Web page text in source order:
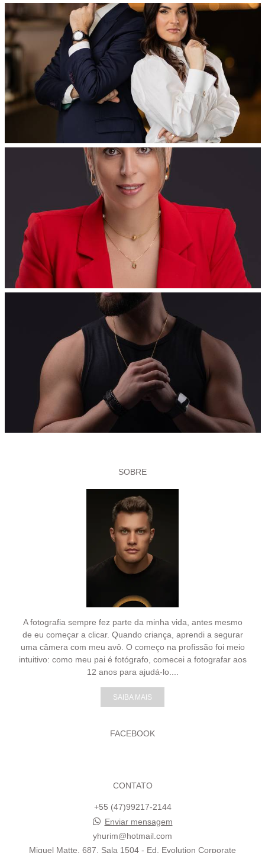
SOBRE
A fotografia sempre fez parte da minha vida, antes mesmo
de eu começar a clicar. Quando criança, aprendi a segurar
uma câmera com meu avô. O começo na profissão foi meio
intuitivo: como meu pai é fotógrafo, comecei a fotografar aos
12 anos para ajudá-lo....
SAIBA MAIS
FACEBOOK
CONTATO
+55 (47)99217-2144
Enviar mensagem
yhurim@hotmail.com
Miguel Matte, 687, Sala 1504 - Ed. Evolution Corporate